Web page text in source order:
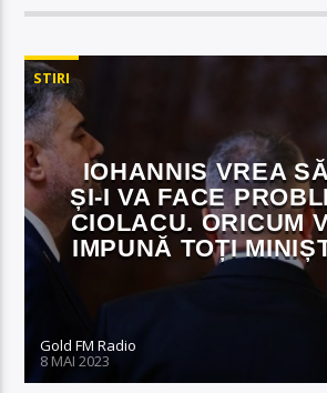
STIRI
IOHANNIS VREA
ȘI-I VA FACE
CIOLACU. ORICUM
IMPUNĂ TOȚI
Gold FM Radio
8 MAI 2023